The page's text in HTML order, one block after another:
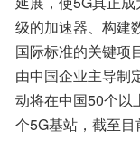
级的加速器、构建
国际标准的关键项
由中国企业主导制
动将在中国50个以
个5G基站，截至目